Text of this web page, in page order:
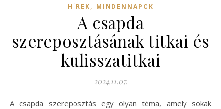
HÍREK, MINDENNAPOK
A csapda
szereposztásának titkai és
kulisszatitkai
2024.11.07.
A csapda szereposztás egy olyan téma, amely sokak